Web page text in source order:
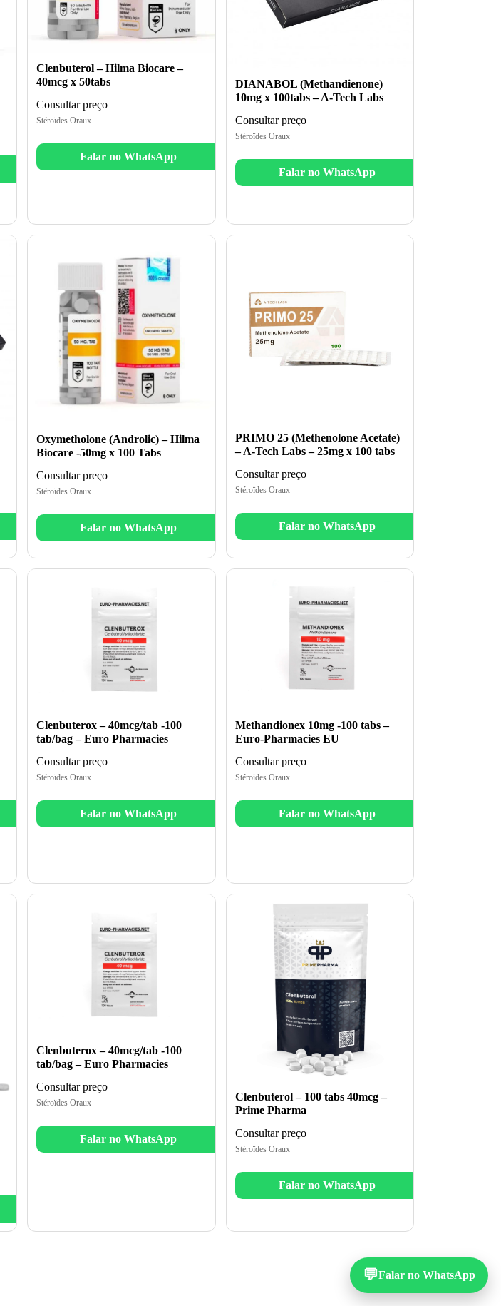
Clenbuterol – Hilma Biocare –
40mcg x 50tabs
Consultar preço
Stéroïdes Oraux
Falar no WhatsApp
DIANABOL (Methandienone)
10mg x 100tabs – A-Tech Labs
Consultar preço
Stéroïdes Oraux
Falar no WhatsApp
Oxymetholone (Androlic) – Hilma
Biocare -50mg x 100 Tabs
Consultar preço
Stéroïdes Oraux
Falar no WhatsApp
PRIMO 25 (Methenolone Acetate)
– A-Tech Labs – 25mg x 100 tabs
Consultar preço
Stéroïdes Oraux
Falar no WhatsApp
Clenbuterox – 40mcg/tab -100
tab/bag – Euro Pharmacies
Consultar preço
Stéroïdes Oraux
Falar no WhatsApp
Methandionex 10mg -100 tabs –
Euro-Pharmacies EU
Consultar preço
Stéroïdes Oraux
Falar no WhatsApp
Clenbuterox – 40mcg/tab -100
tab/bag – Euro Pharmacies
Consultar preço
Stéroïdes Oraux
Falar no WhatsApp
Clenbuterol – 100 tabs 40mcg –
Prime Pharma
Consultar preço
Stéroïdes Oraux
Falar no WhatsApp
💬Falar no WhatsApp